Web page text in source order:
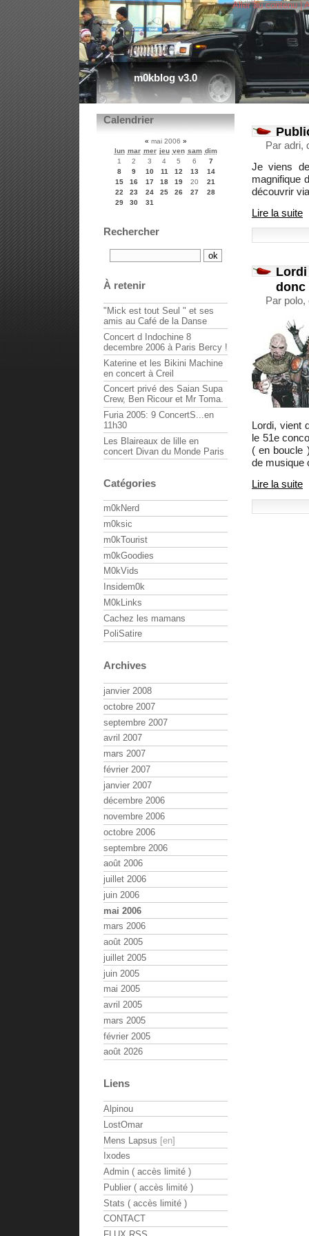
m0kblog v3.0
Aller au contenu|
Par adri,
Je viens
magnifique
découvrir
Lire la suite
donc
Par
Lordi, vient
le 51e
( en boucle
de musique
Lire la suite
Calendrier
« mai 2006 »
lun mar mer jeu ven sam dim
1
2 3 4 5 6
7
8
9 10 11 12 13
14
15
16 17 18 19 20
21
22
23 24 25 26 27
28
29
30 31
Rechercher
À retenir
"Mick est tout Seul " et ses
amis au Café de la Danse
Concert d Indochine 8
decembre 2006 à Paris Bercy !
Katerine et les Bikini Machine
en concert à Creil
Concert privé des Saian Supa
Crew, Ben Ricour et Mr Toma.
Furia 2005: 9 ConcertS...en
11h30
Les Blaireaux de lille en
concert Divan du Monde Paris
Catégories
m0kNerd
m0ksic
m0kTourist
m0kGoodies
M0kVids
Insidem0k
M0kLinks
Cachez les mamans
PoliSatire
Archives
janvier 2008
octobre 2007
septembre 2007
avril 2007
mars 2007
février 2007
janvier 2007
décembre 2006
novembre 2006
octobre 2006
septembre 2006
août 2006
juillet 2006
juin 2006
mai 2006
mars 2006
août 2005
juillet 2005
juin 2005
mai 2005
avril 2005
mars 2005
février 2005
août 2026
Liens
Alpinou
LostOmar
Mens Lapsus
Ixodes
Admin ( accès limité )
Publier ( accès limité )
Stats ( accès limité )
CONTACT